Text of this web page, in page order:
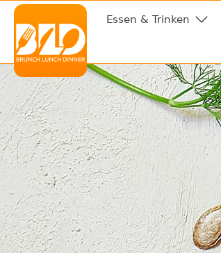
Essen & Trinken